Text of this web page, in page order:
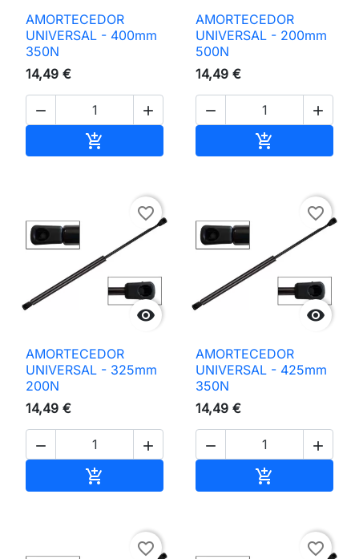
AMORTECEDOR
UNIVERSAL - 400mm
350N
14,49 €
 

AMORTECEDOR
UNIVERSAL - 200mm
500N
14,49 €
 


favorite_border
AMORTECEDOR
UNIVERSAL - 325mm
200N
14,49 €
 


favorite_border
AMORTECEDOR
UNIVERSAL - 425mm
350N
14,49 €
 

favorite_border favorite_border